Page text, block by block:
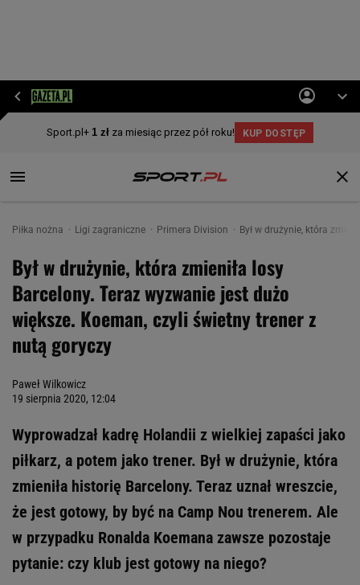
Piłka nożna Ligi zagraniczne Primera Division Był w drużynie, która
Był w drużynie, która zmieniła losy
Barcelony. Teraz wyzwanie jest dużo
większe. Koeman, czyli świetny trener z
nutą goryczy
Paweł Wilkowicz
19 sierpnia 2020, 12:04
Wyprowadzał kadrę Holandii z wielkiej zapaści jako
piłkarz, a potem jako trener. Był w drużynie, która
zmieniła historię Barcelony. Teraz uznał wreszcie,
że jest gotowy, by być na Camp Nou trenerem. Ale
w przypadku Ronalda Koemana zawsze pozostaje
pytanie: czy klub jest gotowy na niego?